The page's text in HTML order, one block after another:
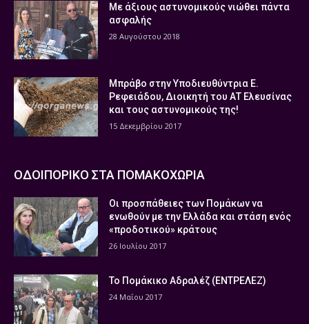
Με άξιους αστυνομικούς νιώθει πάντα
ασφαλής
28 Αυγούστου 2018
Μπράβο στην Υποδιευθύντρια Ε.
Ρεφειάδου, Διοικητή του ΑΤ Ελευσίνας
και τους αστυνομικούς της!
15 Δεκεμβρίου 2017
ΟΔΟΙΠΟΡΙΚΟ ΣΤΑ ΠΟΜΑΚΟΧΩΡΙΑ
Οι προσπάθειες των Πομάκων να
ενωθούν με την Ελλάδα και στάση ενός
«προδοτικού» κράτους
26 Ιουλίου 2017
Το Πομάκικο Αδραλέζ (ΕΝΤΡΕΛΕΖ)
24 Μαΐου 2017